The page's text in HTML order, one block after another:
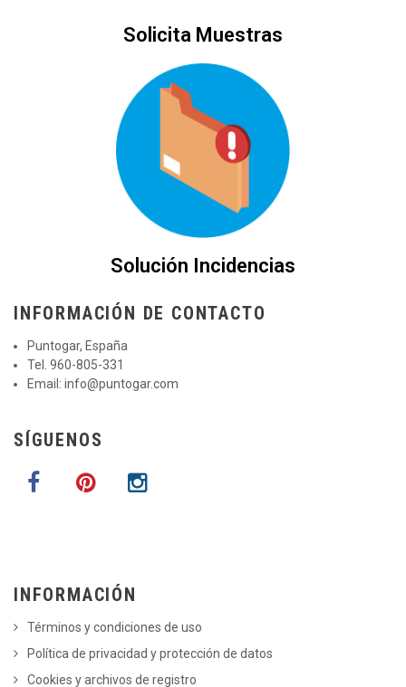
Solicita Muestras
Solución Incidencias
INFORMACIÓN DE CONTACTO
Puntogar, España
Tel. 960-805-331
Email: info@puntogar.com
SÍGUENOS
INFORMACIÓN
Términos y condiciones de uso
Política de privacidad y protección de datos
Cookies y archivos de registro